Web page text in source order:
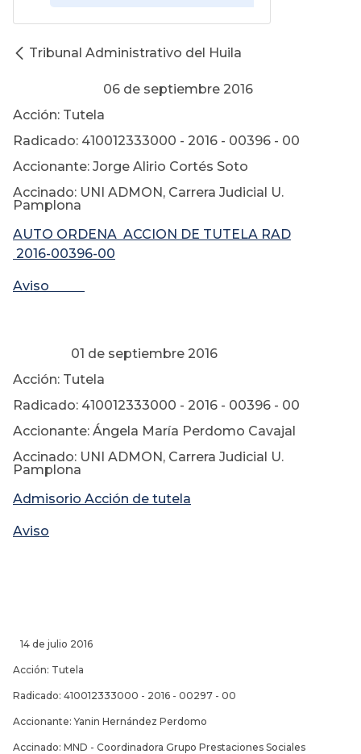
Tribunal Administrativo del Huila
06 de septiembre 2016
Acción: Tutela
Radicado: 410012333000 - 2016 - 00396 - 00
Accionante: Jorge Alirio Cortés Soto
Accinado: UNI ADMON, Carrera Judicial U.
Pamplona
AUTO ORDENA ACCION DE TUTELA RAD
2016-00396-00
Aviso
01 de septiembre 2016
Acción: Tutela
Radicado: 410012333000 - 2016 - 00396 - 00
Accionante: Ángela María Perdomo Cavajal
Accinado: UNI ADMON, Carrera Judicial U.
Pamplona
Admisorio Acción de tutela
Aviso
14 de julio 2016
Acción: Tutela
Radicado: 410012333000 - 2016 - 00297 - 00
Accionante: Yanin Hernández Perdomo
Accinado: MND - Coordinadora Grupo Prestaciones Sociales